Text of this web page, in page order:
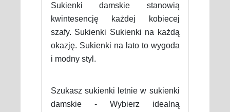
Sukienki damskie stanowią
kwintesencję każdej kobiecej
szafy. Sukienki Sukienki na każdą
okazję. Sukienki na lato to wygoda
i modny styl.
Szukasz sukienki letnie w sukienki
damskie - Wybierz idealną